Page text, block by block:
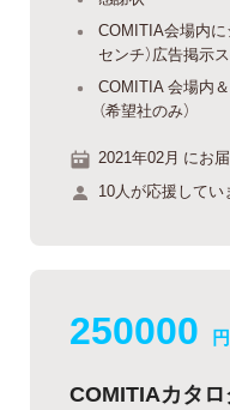
COMITIA会場内に
センチ）広告掲示
COMITIA 会場内
（希望社のみ）
2021年02月 にお
10人が応援してい
250000 円
COMITIAカタ